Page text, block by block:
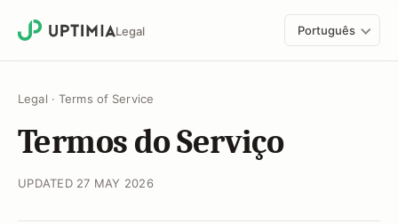
Legal Português
Legal · Terms of Service
Termos do Serviço
UPDATED 27 MAY 2026